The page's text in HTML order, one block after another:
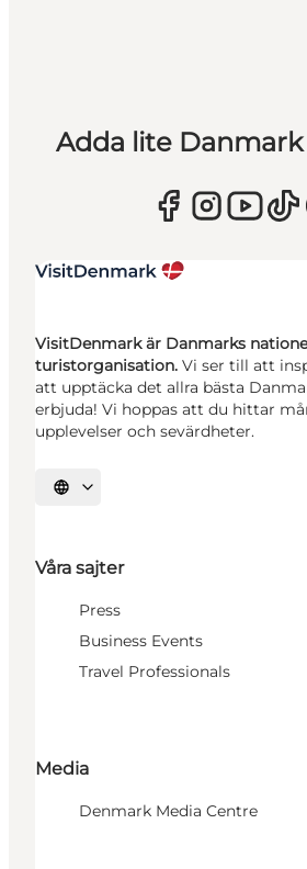
Adda lite
VisitDenmark är Danmarks
turistorganisation. Vi ser till att
att upptäcka det allra bästa
erbjuda! Vi hoppas att du hittar
upplevelser och sevärdheter.
Välj språk
Våra sajter
Press
Business Events
Travel Professionals
Media
Denmark Media Centre